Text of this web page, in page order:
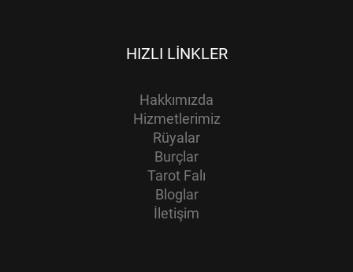
HIZLI LINKLER
Hakkımızda
Hizmetlerimiz
Rüyalar
Burçlar
Tarot Falı
Bloglar
İletişim